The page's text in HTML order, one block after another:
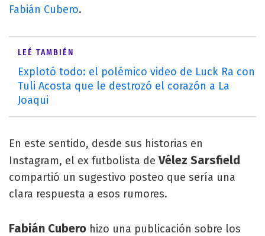
Fabián Cubero.
LEÉ TAMBIÉN
Explotó todo: el polémico video de Luck Ra con
Tuli Acosta que le destrozó el corazón a La
Joaqui
En este sentido, desde sus historias en
Instagram, el ex futbolista deVélez Sarsfield
compartió un sugestivo posteo que sería una
clara respuesta a esos rumores.
Fabián Cubero hizo una publicación sobre los